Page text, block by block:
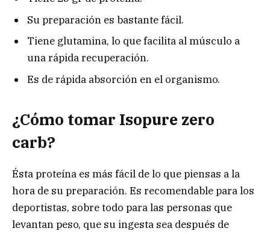
Su preparación es bastante fácil.
Tiene glutamina, lo que facilita al músculo a
una rápida recuperación.
Es de rápida absorción en el organismo.
¿Cómo tomar Isopure zero
carb?
Ésta proteína es más fácil de lo que piensas a la
hora de su preparación. Es recomendable para los
deportistas, sobre todo para las personas que
levantan peso, que su ingesta sea después de